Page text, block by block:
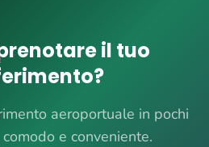
il tuo
aeroportuale in pochi
e conveniente.